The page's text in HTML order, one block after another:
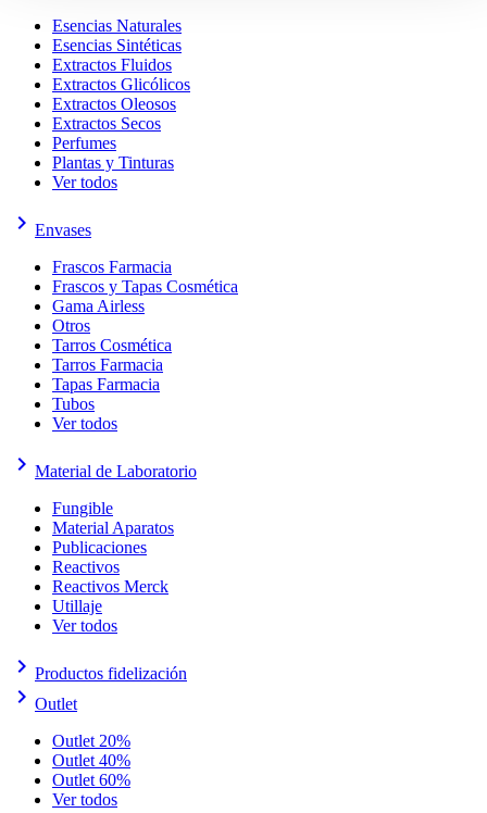
Esencias Naturales
Esencias Sintéticas
Extractos Fluidos
Extractos Glicólicos
Extractos Oleosos
Extractos Secos
Perfumes
Plantas y Tinturas
Ver todos
keyboard_arrow_right Envases
Frascos Farmacia
Frascos y Tapas Cosmética
Gama Airless
Otros
Tarros Cosmética
Tarros Farmacia
Tapas Farmacia
Tubos
Ver todos
keyboard_arrow_right Material de Laboratorio
Fungible
Material Aparatos
Publicaciones
Reactivos
Reactivos Merck
Utillaje
Ver todos
keyboard_arrow_right Productos fidelización
keyboard_arrow_right Outlet
Outlet 20%
Outlet 40%
Outlet 60%
Ver todos